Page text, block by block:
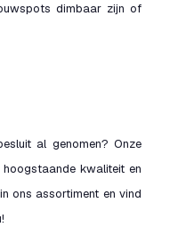
dimbaar zijn of
al genomen? Onze
kwaliteit en
ons assortiment en vind